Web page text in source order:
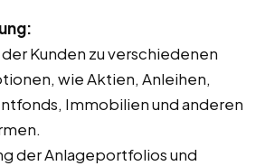
Kunden zu verschiedenen
wie Aktien, Anleihen,
Immobilien und anderen
der Anlageportfolios und